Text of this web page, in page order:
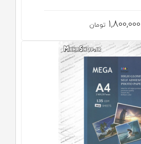
1,800,000 تومان